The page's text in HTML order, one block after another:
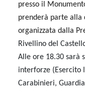
presso il
prenderà parte alla
organizzata dalla
Rivellino del
Alle ore 18.30 sarà
interforze
Carabinieri,